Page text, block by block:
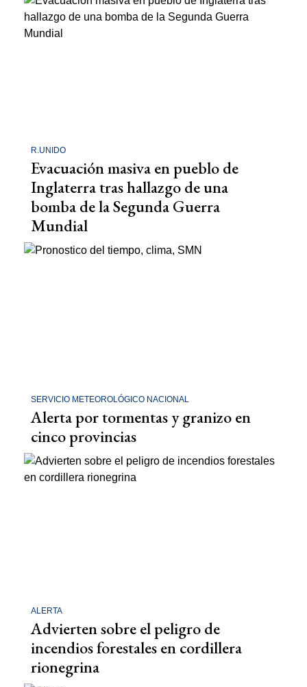
R.UNIDO
Evacuación masiva en pueblo de
Inglaterra tras hallazgo de una
bomba de la Segunda Guerra
Mundial
SERVICIO METEOROLÓGICO NACIONAL
Alerta por tormentas y granizo en
cinco provincias
ALERTA
Advierten sobre el peligro de
incendios forestales en cordillera
rionegrina